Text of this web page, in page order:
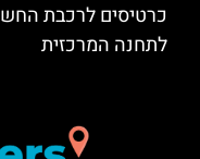
כרטיסים לרכבת
לתחנה המרכזית